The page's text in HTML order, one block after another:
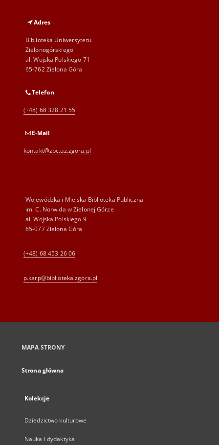
Adres
Biblioteka Uniwersytetu
Zielonogórskiego
al. Wojska Polskiego 71
65-762 Zielona Góra
Telefon
(+48) 68 328 21 55
E-Mail
kontakt@zbc.uz.zgora.pl
Wojewódzka i Miejska Biblioteka Publiczna
im. C. Norwida w Zielonej Górze
al. Wojska Polskiego 9
65-077 Zielona Góra
(+48) 68 453 26 06
p.karp@biblioteka.zgora.pl
MAPA STRONY
Strona główna
Kolekcje
Dziedzictwo kulturowe
Nauka i dydaktyka